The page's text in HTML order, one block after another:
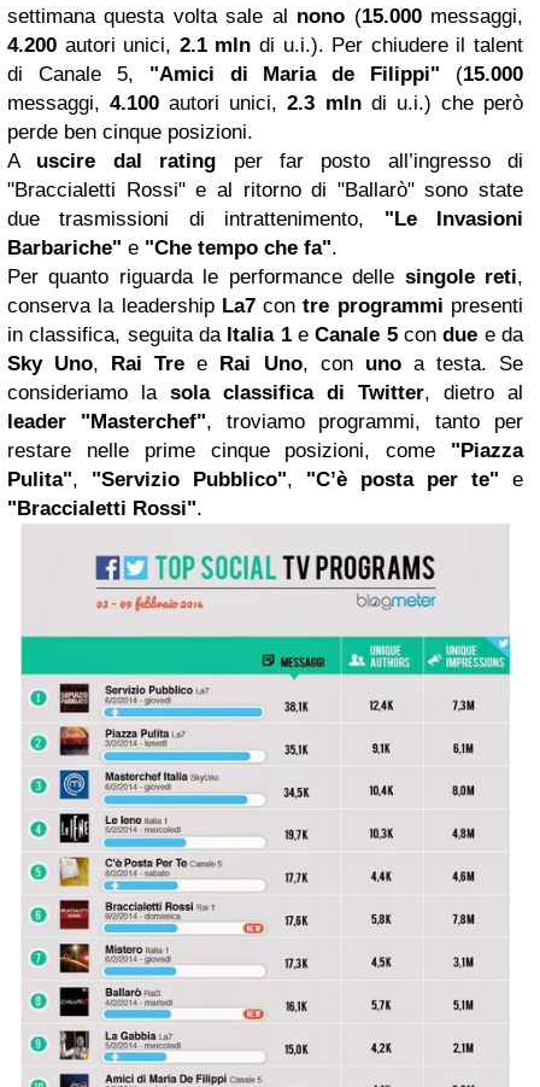
settimana questa volta sale al nono (15.000messaggi,
4.200 autori unici, 2.1 mln di u.i.). Per chiudere il talent
di Canale 5, "Amici di Maria de Filippi" (15.000
messaggi,4.100 autori unici,2.3 mlndi u.i.) che però
perde ben cinque posizioni.
A uscire dal rating per far posto all’ingresso di
"Braccialetti Rossi" e al ritorno di "Ballarò" sono state
due trasmissioni di intrattenimento, "Le Invasioni
Barbariche" e "Che tempo che fa".
Per quanto riguarda le performance delle singole reti,
conserva la leadership La7contre programmi presenti
in classifica, seguita da Italia 1eCanale 5condue e da
SkyUno, Rai Tre e Rai Uno, con unoa testa. Se
consideriamo la sola classifica di Twitter, dietro al
leader "Masterchef", troviamo programmi, tanto per
restare nelle prime cinque posizioni, come "Piazza
Pulita", "Servizio Pubblico", "C’è posta per te" e
"Braccialetti Rossi".